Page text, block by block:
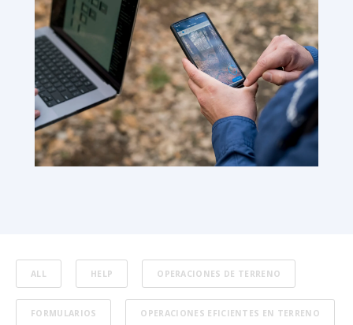
ALL HELP OPERACIONES DE TERRENO
FORMULARIOS OPERACIONES EFICIENTES EN TERRENO